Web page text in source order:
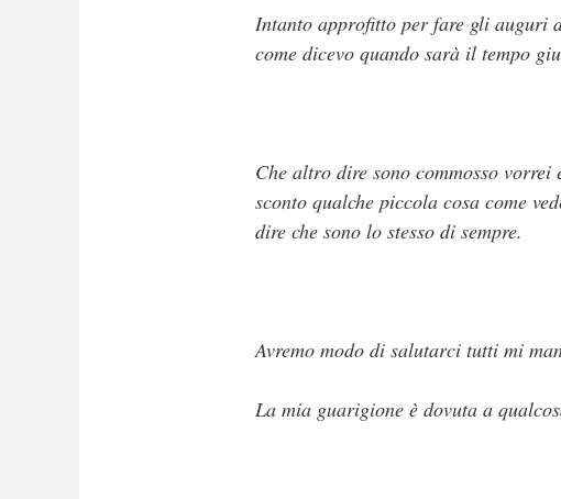
Intanto approfitto per fare gli auguri
come dicevo quando sarà il tempo
Che altro dire sono commosso
sconto qualche piccola cosa come
dire che sono lo stesso di sempre.
Avremo modo di salutarci tutti mi
La mia guarigione è dovuta a